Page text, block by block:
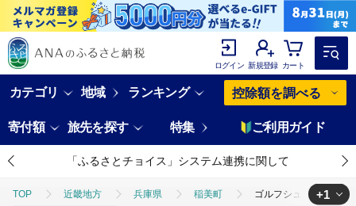
ログイン 新規登録 カート
カテゴリ 地域 ランキング 控除額を調べる
寄付額 旅先を探す 特集 ご利用ガイド
「ふるさとチョイス」システム連携に関して
TOP 近畿地方 兵庫県 稲美町 ゴルフシューズ オー
+1